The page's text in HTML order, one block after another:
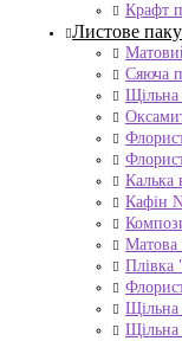
Крафт
Листове
Сяюча
Щільна
Калька
Кафін
Матова
Плівка
Щільна
Щільна